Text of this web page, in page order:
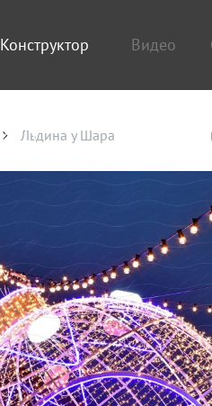
Конструктор
ИГЛ'у
Видео
Льдина у Шара